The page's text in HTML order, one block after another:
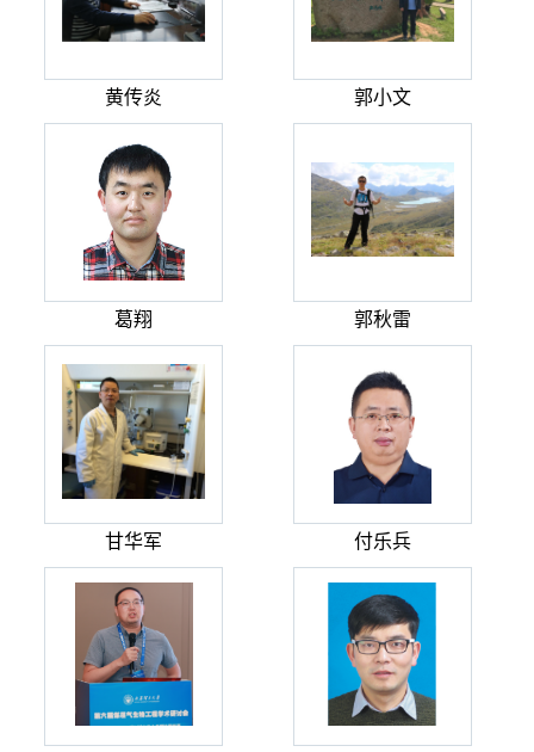
黄传炎 郭小文
葛翔 郭秋雷
甘华军 付乐兵